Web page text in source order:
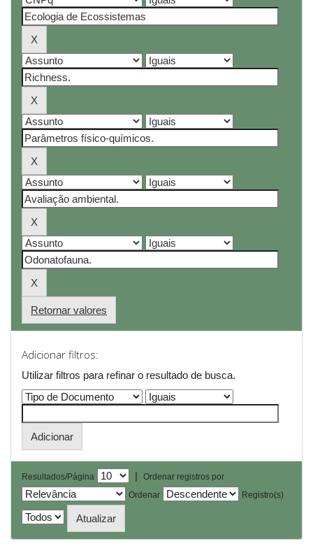
Retornar valores
Adicionar filtros:
Utilizar filtros para refinar o resultado de busca.
Resultados/Página |
Ordenar registros por
Ordenar
Registro(s)